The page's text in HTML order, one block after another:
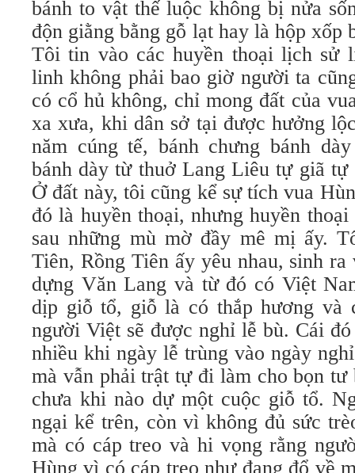
bánh to vật thế luộc không bị nửa
độn giằng bằng gỗ lạt hay là hộp xốp
Tôi tin vào các huyền thoại lịch sử
linh không phải bao giờ người ta
có cổ hủ không, chỉ mong đất của
xa xưa, khi dân sở tại được hưởng
năm cúng tế, bánh chưng bánh
bánh dày từ thuở Lang Liêu tự giã tự
Ở đất này, tôi cũng kể sự tích vua
đó là huyền thoại, nhưng huyền
sau những mù mờ đầy mê mị ấy.
Tiên, Rồng Tiên ấy yêu nhau, sinh
dựng Văn Lang và từ đó có Việt
dịp giỗ tổ, giỗ là có thắp hương và
người Việt sẽ được nghỉ lễ bù. Cái
nhiều khi ngày lễ trùng vào ngày
mà vẫn phải trật tự đi làm cho bọn tư
chưa khi nào dự một cuộc giỗ tổ.
ngại kể trên, còn vì không đủ sức
mà có cáp treo và hi vọng rằng
Hùng vì có cáp treo như đang đổ về